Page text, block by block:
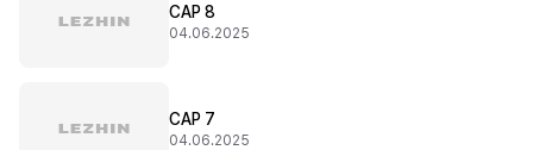
CAP 8
04.06.2025
CAP 7
04.06.2025